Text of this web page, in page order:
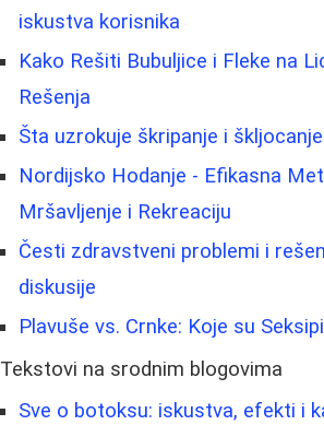
iskustva korisnika
Kako Rešiti Bubuljice i Fleke na
Rešenja
Šta uzrokuje škripanje i
Nordijsko Hodanje - Efikasna
Mršavljenje i Rekreaciju
Česti zdravstveni problemi i
diskusije
Plavuše vs. Crnke: Koje su
Tekstovi na srodnim blogovima
Sve o botoksu: iskustva, efekti i